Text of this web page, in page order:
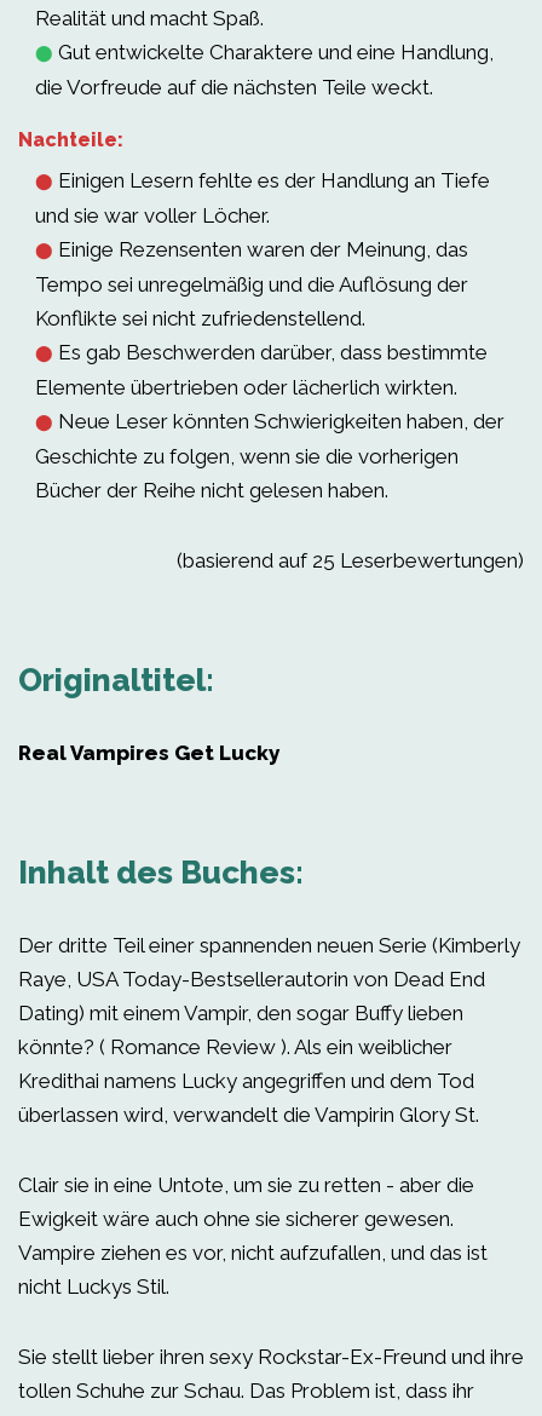
Realität und macht Spaß.
⬤ Gut entwickelte Charaktere und eine Handlung,
die Vorfreude auf die nächsten Teile weckt.
Nachteile:
⬤ Einigen Lesern fehlte es der Handlung an Tiefe
und sie war voller Löcher.
⬤ Einige Rezensenten waren der Meinung, das
Tempo sei unregelmäßig und die Auflösung der
Konflikte sei nicht zufriedenstellend.
⬤ Es gab Beschwerden darüber, dass bestimmte
Elemente übertrieben oder lächerlich wirkten.
⬤ Neue Leser könnten Schwierigkeiten haben, der
Geschichte zu folgen, wenn sie die vorherigen
Bücher der Reihe nicht gelesen haben.
(basierend auf 25 Leserbewertungen)
Originaltitel:
Real Vampires Get Lucky
Inhalt des Buches:
Der dritte Teil einer spannenden neuen Serie (Kimberly
Raye, USA Today-Bestsellerautorin von Dead End
Dating) mit einem Vampir, den sogar Buffy lieben
könnte? ( Romance Review ). Als ein weiblicher
Kredithai namens Lucky angegriffen und dem Tod
überlassen wird, verwandelt die Vampirin Glory St.
Clair sie in eine Untote, um sie zu retten - aber die
Ewigkeit wäre auch ohne sie sicherer gewesen.
Vampire ziehen es vor, nicht aufzufallen, und das ist
nicht Luckys Stil.
Sie stellt lieber ihren sexy Rockstar-Ex-Freund und ihre
tollen Schuhe zur Schau. Das Problem ist, dass ihr